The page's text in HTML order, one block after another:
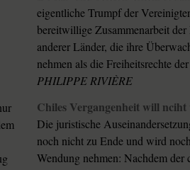
eigentliche Trumpf der
bereitwillige Zusammenarbeit
anderer Länder, die ihre
nehmen als die Freiheitsrechte
PHILIPPE RIVIÈRE
Chiles Vergangenheit will nciht
Die juristische
noch nicht zu Ende und wird
Wendung nehmen: Nachdem